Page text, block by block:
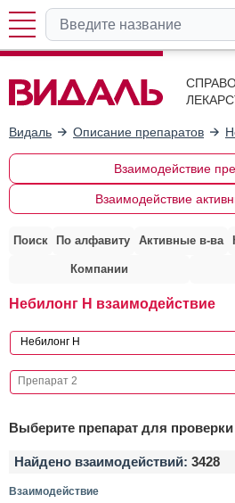
Видаль Описание препаратов
Взаимодействие
Взаимодействие
Поиск По алфавиту Активные в-ва
Компании
Небилонг H взаимодействие
Выберите препарат для
Найдено взаимодействий: 3428
Взаимодействие